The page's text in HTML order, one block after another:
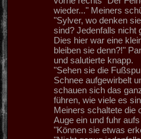
wieder..." Meiners
"Sylver, wo denken
sind? Jedenfalls nicht
Dies hier war eine
bleiben sie denn?!"
und salutierte knapp.
"Sehen sie die
Schnee aufgewirbelt
schauen sich das
führen, wie viele es
Meiners schaltete die
Auge ein und fuhr
"Können sie etwas